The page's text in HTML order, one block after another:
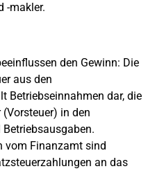
-makler.
den Gewinn: Die
aus den
Betriebseinnahmen dar, die
in den
vom Finanzamt sind
an das